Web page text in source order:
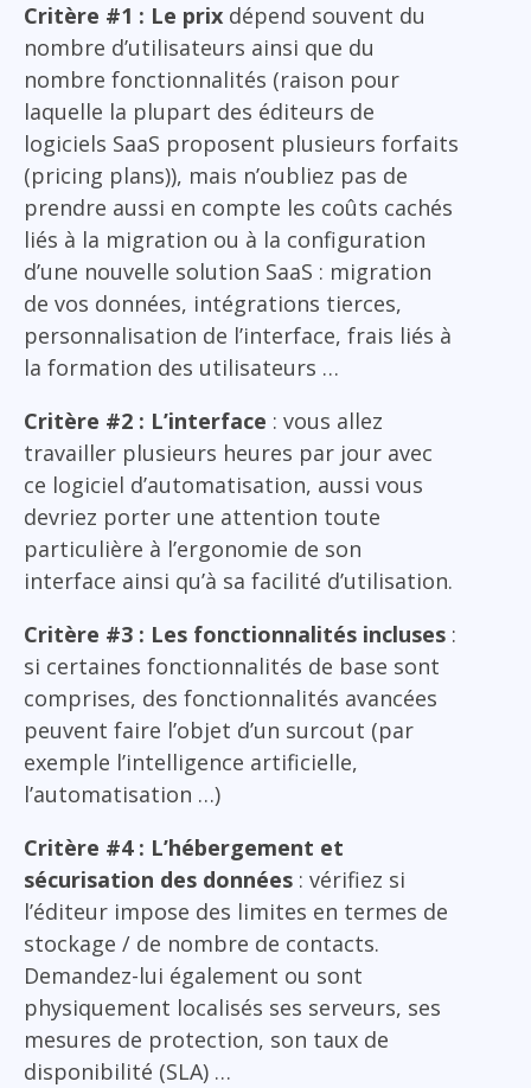
Critère #1 : Le prix dépend souvent du
nombre d’utilisateurs ainsi que du
nombre fonctionnalités (raison pour
laquelle la plupart des éditeurs de
logiciels SaaS proposent plusieurs forfaits
(pricing plans)), mais n’oubliez pas de
prendre aussi en compte les coûts cachés
liés à la migration ou à la configuration
d’une nouvelle solution SaaS : migration
de vos données, intégrations tierces,
personnalisation de l’interface, frais liés à
la formation des utilisateurs …
Critère #2 : L’interface : vous allez
travailler plusieurs heures par jour avec
ce logiciel d’automatisation, aussi vous
devriez porter une attention toute
particulière à l’ergonomie de son
interface ainsi qu’à sa facilité d’utilisation.
Critère #3 : Les fonctionnalités incluses :
si certaines fonctionnalités de base sont
comprises, des fonctionnalités avancées
peuvent faire l’objet d’un surcout (par
exemple l’intelligence artificielle,
l’automatisation …)
Critère #4 : L’hébergement et
sécurisation des données : vérifiez si
l’éditeur impose des limites en termes de
stockage / de nombre de contacts.
Demandez-lui également ou sont
physiquement localisés ses serveurs, ses
mesures de protection, son taux de
disponibilité (SLA) …